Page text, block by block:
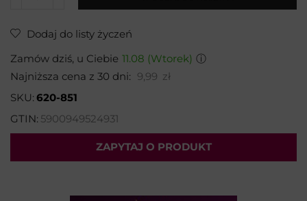
Dodaj do listy życzeń
Zamów dziś, u Ciebie 11.08 (Wtorek) ⓘ
Najniższa cena z 30 dni:
9,99 zł
SKU: 620-851
GTIN: 5900949524931
ZAPYTAJ O PRODUKT
Wybierz temat: